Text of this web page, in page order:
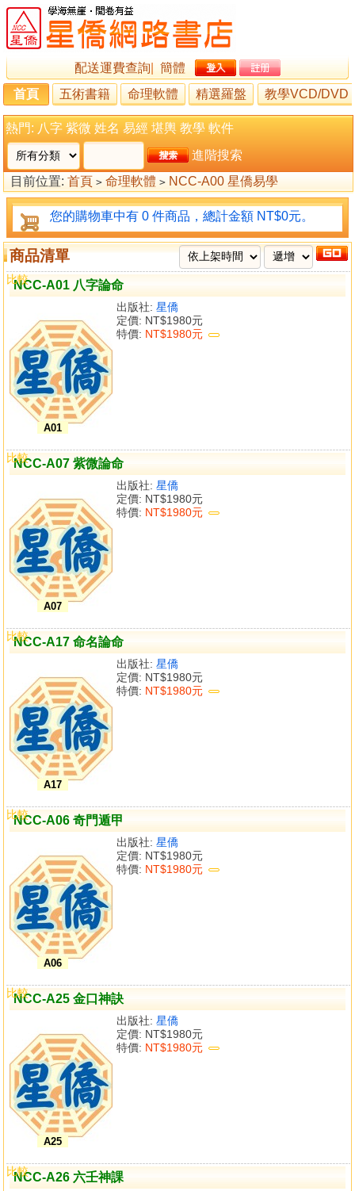
配送運費查詢
簡體
首頁
五術書籍 命理軟體 精選羅盤 教學VCD/DVD
熱門: 八字 紫微 姓名 易經 堪輿 教學 軟件
進階搜索
目前位置: 首頁 > 命理軟體 > NCC-A00 星僑易學
您的購物車中有 0 件商品，總計金額 NT$0元。
商品清單
NCC-A01 八字論命
A01
出版社: 星僑
定價: NT$1980元
特價: NT$1980元
比較
NCC-A07 紫微論命
A07
出版社: 星僑
定價: NT$1980元
特價: NT$1980元
比較
NCC-A17 命名論命
A17
出版社: 星僑
定價: NT$1980元
特價: NT$1980元
比較
NCC-A06 奇門遁甲
A06
出版社: 星僑
定價: NT$1980元
特價: NT$1980元
比較
NCC-A25 金口神訣
A25
出版社: 星僑
定價: NT$1980元
特價: NT$1980元
比較
NCC-A26 六壬神課
比較